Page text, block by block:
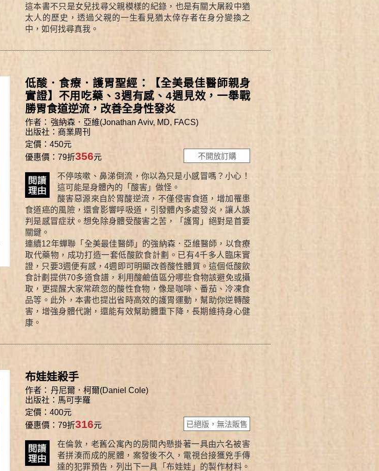
這本書不只是女兒找尋父親模樣的紀錄，也是有關大屠殺中猶
太人的歷史，透過父親的一生看見猶太倖存者在身分變換之
中，如何找尋真我。
低酸．食療．護胃聖經：【全美最佳醫師親身
實證】不用吃藥、3週有感、4週見效，一舉戰
勝胃食道逆流，改善全身性發炎
作者： 強納森．亞維(Jonathan Aviv, MD, FACS)
出版社： 商業周刊
定價：450元
優惠價：79折356元 不開放訂購
不停咳嗽、鼻涕倒流，你以為只是小感冒嗎？小心！
這可能是身體內的「酸害」做怪。
酸害惡源來自於胃酸逆流，不僅侵害食道，增加罹患
食道癌的風險，還會影響呼吸道，引發體內多處發炎，讓人誤
判是感冒症狀。想免除身體受酸害之苦，「護胃」絕對是首要
關鍵。
連續12年蟬聯「全美最佳醫師」的強納森．亞維醫師，以食療
取代藥物，成功打造一套低酸飲食計劃。已有4千多人臨床實
證，只要3週便有感，4週即可明顯改善酸性體質。這個低酸飲
食計劃提供70多道食譜，利用酸鹼值區分哪些食物該避免或攝
取，更提醒大家常疏忽的酸性食物，像是咖啡、番茄、冷凍食
品等。此外，本書也提出省時高效的護胃運動，幫助你逆轉酸
害，增強身體代謝，還能有效幫助體重下降，長期維持身心健
康。
布娃娃殺手
作者： 丹尼爾．柯爾(Daniel Cole)
出版社： 馬可孛羅
定價：400元
優惠價：79折316元 已絕版，無法販售
在倫敦，老舊公寓內的房間內懸掛著一具由六名被害
者拼湊而成的屍體，案發後不久，電視台接獲兇手傳
達的犯罪預告，列出下一具「布娃娃」的製作材料。